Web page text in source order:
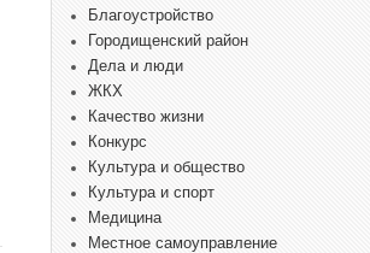
Благоустройство
Городищенский район
Дела и люди
ЖКХ
Качество жизни
Конкурс
Культура и общество
Культура и спорт
Медицина
Местное самоуправление